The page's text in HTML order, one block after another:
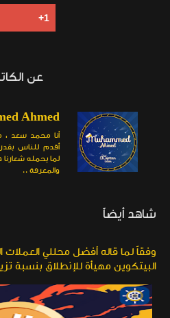
عن
Ahmed
أنا محمد سعد
أقدم للناس
لما يحمله
والمعرفة ..
شاهد أيضاً
وفقاً لما قاله أفضل محللي
البيتكوين مهيأة للإنطلاق بنسبة تزيد